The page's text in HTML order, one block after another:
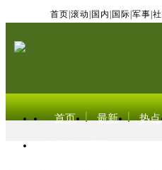
首页 滚动 国内 国际 军事
首页 最新 热点